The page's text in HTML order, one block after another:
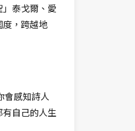
泰戈爾、愛
，跨越地
會感知詩人
自己的人生